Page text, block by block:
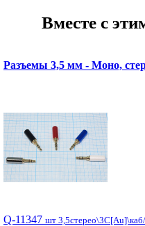
Вместе с
Разъемы 3,5 мм - Моно,
Q-11347 шт